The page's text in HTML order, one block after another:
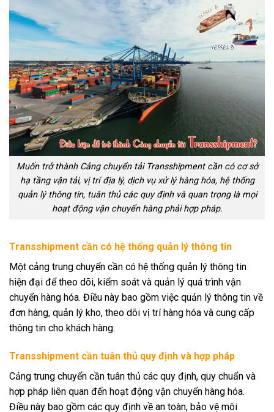
Muốn trở thành Cảng chuyển tải Transshipment cần có cơ sở
hạ tầng vận tải, vị trí địa lý, dịch vụ xử lý hàng hóa, hệ thống
quản lý thông tin, tuân thủ các quy định và quan trọng là mọi
hoạt động vận chuyển hàng phải hợp pháp.
Transshipment cần có hệ thống quản lý thông tin
Một cảng trung chuyển cần có hệ thống quản lý thông tin
hiện đại để theo dõi, kiểm soát và quản lý quá trình vận
chuyển hàng hóa. Điều này bao gồm việc quản lý thông tin về
đơn hàng, quản lý kho, theo dõi vị trí hàng hóa và cung cấp
thông tin cho khách hàng.
Transshipment cần tuân thủ quy định và hợp pháp
Cảng trung chuyển cần tuân thủ các quy định, quy chuẩn và
hợp pháp liên quan đến hoạt động vận chuyển hàng hóa.
Điều này bao gồm các quy định về an toàn, bảo vệ môi